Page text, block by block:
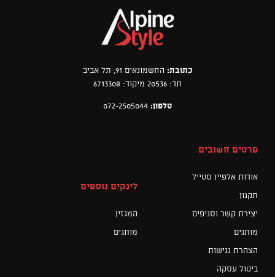
כתובת: החשמונאים 91, תל אביב
תד: 20536 מיקוד: 6713308
טלפון: 072-2505044
פרטים חשובים
אודות אלפיין סטייל
תקנון
יצירת קשר וסניפים
מותגים
הצהרת נגישות
ביטול עסקה
לינקים נוספים
המגזין
מותגים